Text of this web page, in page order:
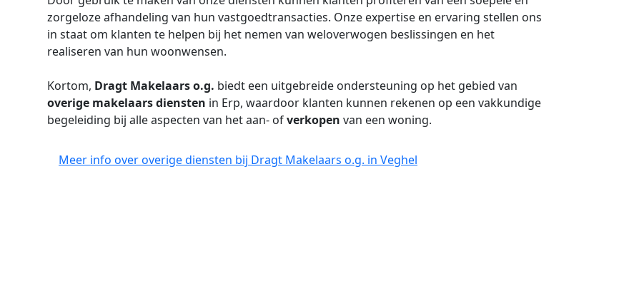
zorgeloze afhandeling van hun vastgoedtransacties. Onze expertise en ervaring stellen ons
in staat om klanten te helpen bij het nemen van weloverwogen beslissingen en het
realiseren van hun woonwensen.
Kortom, Dragt Makelaars o.g. biedt een uitgebreide ondersteuning op het gebied van
overige makelaars diensten in Erp, waardoor klanten kunnen rekenen op een vakkundige
begeleiding bij alle aspecten van het aan- ofverkopen van een woning.
Meer info over overige diensten bij Dragt Makelaars o.g. in Veghel